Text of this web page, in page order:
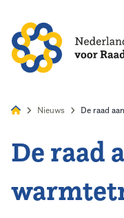
Home
Agenda
Nieuws De raad
De raad